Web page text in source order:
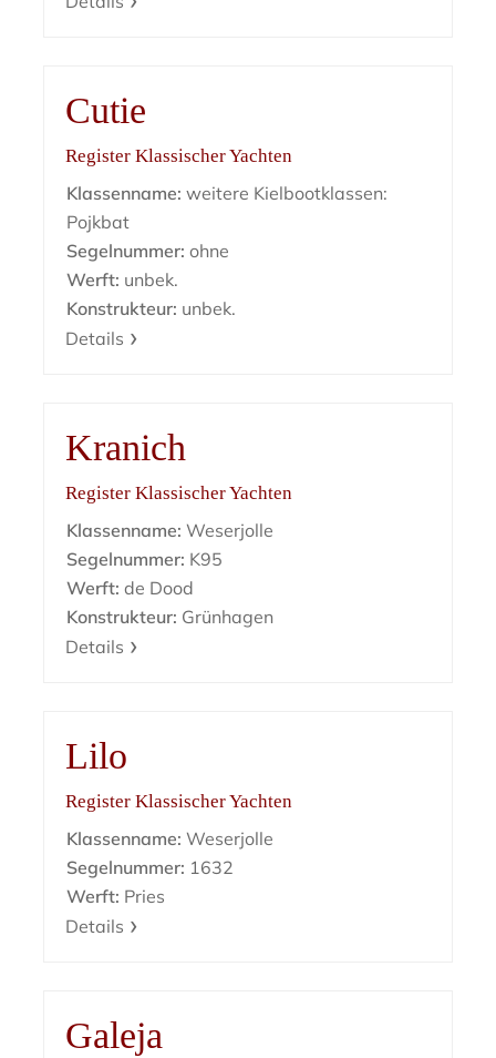
Cutie
Register Klassischer Yachten
Klassenname: weitere Kielbootklassen:
Pojkbat
Segelnummer: ohne
Werft: unbek.
Konstrukteur: unbek.
Details
Kranich
Register Klassischer Yachten
Klassenname: Weserjolle
Segelnummer: K95
Werft: de Dood
Konstrukteur: Grünhagen
Details
Lilo
Register Klassischer Yachten
Klassenname: Weserjolle
Segelnummer: 1632
Werft: Pries
Details
Galeja